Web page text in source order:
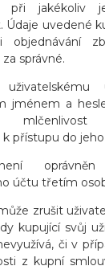
při jakékoliv
Údaje uvedené
správné.
jménem a
přístupu do
účtu třetím
zrušit
kupující svůj
či v
z kupní